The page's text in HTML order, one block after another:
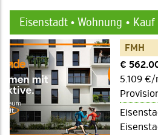
Eisenstadt • Wohnung Kauf
FMH
€
5.109